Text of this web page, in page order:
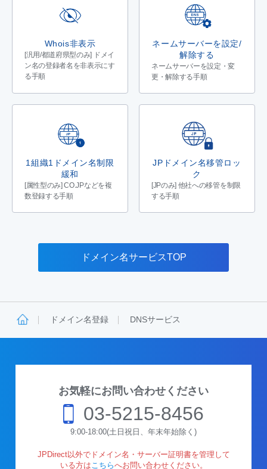
Whois非表示
[汎用/都道府県型のみ] ドメイ
ン名の登録者名を非表示にす
る手順
ネームサーバーを設定/
解除する
ネームサーバーを設定・変
更・解除する手順
1組織1ドメイン名制限
緩和
[属性型のみ] CO.JPなどを複
数登録する手順
JPドメイン名移管ロッ
ク
[JPのみ] 他社への移管を制限
する手順
ドメイン名サービスTOP
ドメイン名登録 DNSサービス
お気軽にお問い合わせください
03-5215-8456
9:00-18:00(土日祝日、年末年始除く)
JPDirect以外でドメイン名・サーバー証明書を管理して
いる方はこちらへお問い合わせください。